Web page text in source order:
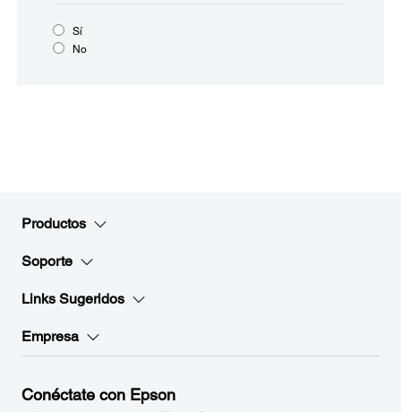
Sí
No
Productos
Soporte
Links Sugeridos
Empresa
Conéctate con Epson